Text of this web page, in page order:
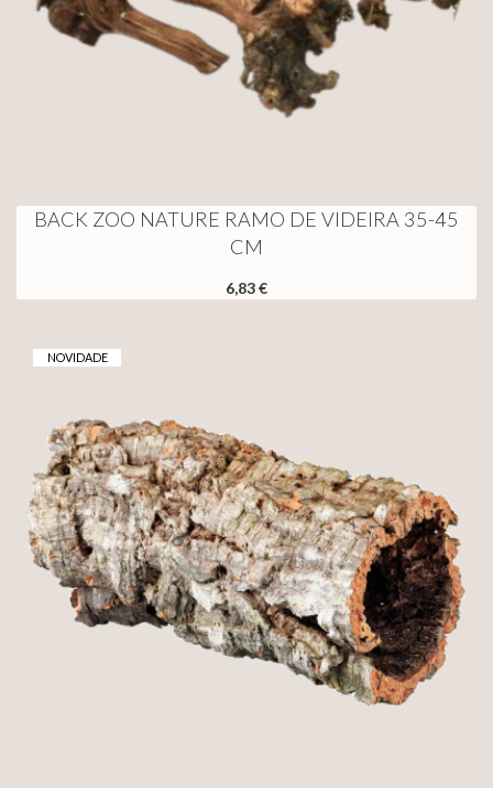
BACK ZOO NATURE RAMO DE VIDEIRA 35-45
CM
6,83 €
NOVIDADE